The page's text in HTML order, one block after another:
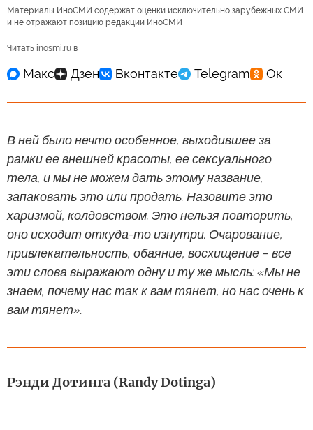
Материалы ИноСМИ содержат оценки исключительно зарубежных СМИ
и не отражают позицию редакции ИноСМИ
Читать inosmi.ru в
В ней было нечто особенное, выходившее за
рамки ее внешней красоты, ее сексуального
тела, и мы не можем дать этому название,
запаковать это или продать. Назовите это
харизмой, колдовством. Это нельзя повторить,
оно исходит откуда-то изнутри. Очарование,
привлекательность, обаяние, восхищение – все
эти слова выражают одну и ту же мысль: «Мы не
знаем, почему нас так к вам тянет, но нас очень к
вам тянет».
Рэнди Дотинга (Randy Dotinga)